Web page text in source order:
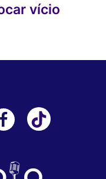
vício